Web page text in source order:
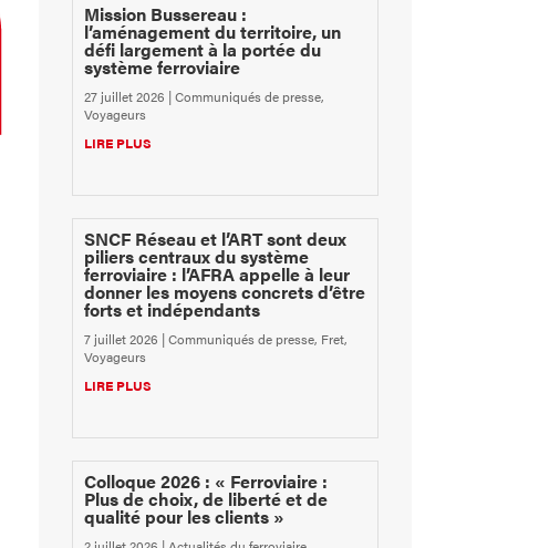
Mission Bussereau :
l’aménagement du territoire, un
défi largement à la portée du
système ferroviaire
27 juillet 2026 |Communiqués de presse,
Voyageurs
LIRE PLUS
SNCF Réseau et l’ART sont deux
piliers centraux du système
ferroviaire : l’AFRA appelle à leur
donner les moyens concrets d’être
forts et indépendants
7 juillet 2026 |Communiqués de presse, Fret,
Voyageurs
LIRE PLUS
Colloque 2026 : « Ferroviaire :
Plus de choix, de liberté et de
qualité pour les clients »